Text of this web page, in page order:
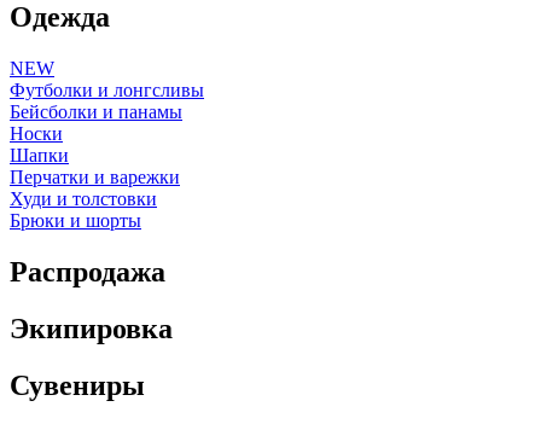
Одежда
NEW
Футболки и лонгсливы
Бейсболки и панамы
Носки
Шапки
Перчатки и варежки
Худи и толстовки
Брюки и шорты
Распродажа
Экипировка
Сувениры